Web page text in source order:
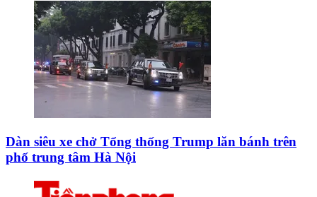
Dàn siêu xe chở Tổng thống Trump lăn bánh trên
phố trung tâm Hà Nội